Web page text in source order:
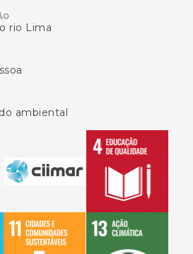
rio Lima
ambiental